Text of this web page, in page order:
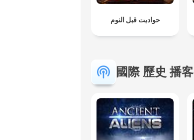
حواديت قبل النوم
國際 歷史 播客